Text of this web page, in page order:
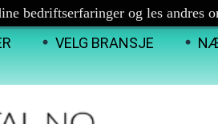
bedriftserfaringer og les andres
VELG BRANSJE